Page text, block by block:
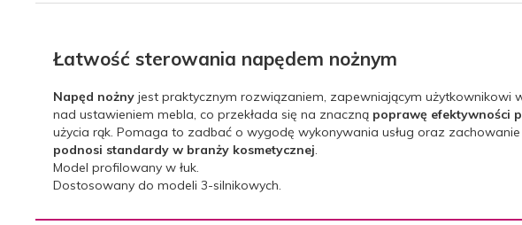
Łatwość sterowania napędem nożnym
Napęd nożny jest praktycznym rozwiązaniem, zapewniającym
nad ustawieniem mebla, co przekłada się na znaczną poprawę efektywności
użycia rąk. Pomaga to zadbać o wygodę wykonywania usług oraz
podnosi standardy w branży kosmetycznej.
Model profilowany w łuk.
Dostosowany do modeli 3-silnikowych.